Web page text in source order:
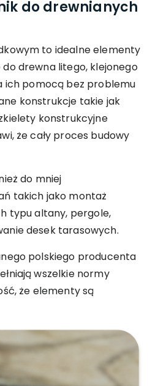
do drewnianych
to idealne elementy
drewna litego, klejonego
ich pomocą bez problemu
konstrukcje takie jak
konstrukcyjne
że cały proces budowy
do mniej
takich jako montaż
typu altany, pergole,
desek tarasowych.
polskiego producenta
wszelkie normy
że elementy są